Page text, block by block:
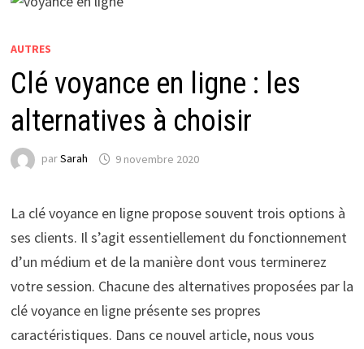
AUTRES
Clé voyance en ligne : les
alternatives à choisir
parSarah 9 novembre 2020
La clé voyance en ligne propose souvent trois options à
ses clients. Il s’agit essentiellement du fonctionnement
d’un médium et de la manière dont vous terminerez
votre session. Chacune des alternatives proposées par la
clé voyance en ligne présente ses propres
caractéristiques. Dans ce nouvel article, nous vous